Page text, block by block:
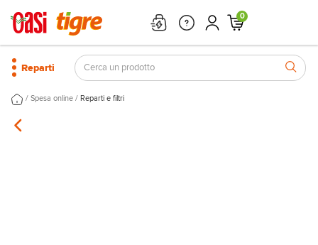
0
Reparti
/ Spesa online / Reparti e filtri